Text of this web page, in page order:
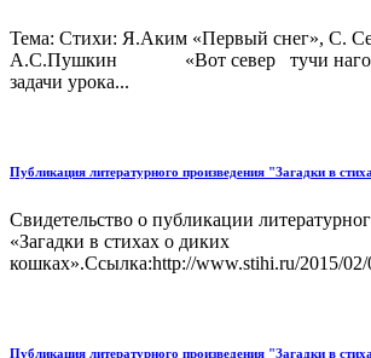
Тема: Стихи: Я.Аким «Первый снег», С.
А.С.Пушкин «Вот север тучи
задачи урока...
Публикация литературного произведения "Загадки в
Cвидетельство о публикации
«Загадки в стихах о диких
кошках».Ссылка:http://www.stihi.ru/2015/02/
Публикация литературного произведения "Загадки в